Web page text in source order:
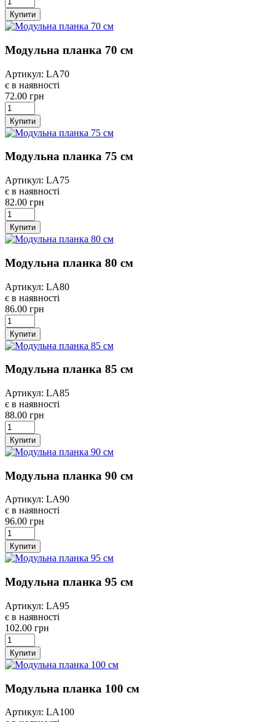
Купити
Модульна планка 70 см
Артикул: LA70
є в наявності
72.00 грн
Купити
Модульна планка 75 см
Артикул: LA75
є в наявності
82.00 грн
Купити
Модульна планка 80 см
Артикул: LA80
є в наявності
86.00 грн
Купити
Модульна планка 85 см
Артикул: LA85
є в наявності
88.00 грн
Купити
Модульна планка 90 см
Артикул: LA90
є в наявності
96.00 грн
Купити
Модульна планка 95 см
Артикул: LA95
є в наявності
102.00 грн
Купити
Модульна планка 100 см
Артикул: LA100